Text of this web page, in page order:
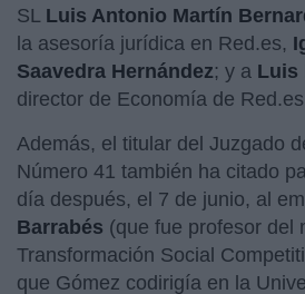
SL Luis Antonio Martín
la asesoría jurídica en Red.es,
Saavedra Hernández; y a Luis
director de Economía de
Además, el titular del Juzgado
Número 41 también ha citado
día después, el 7 de junio, al
Barrabés (que fue profesor del
Transformación Social
que Gómez codirigía en la